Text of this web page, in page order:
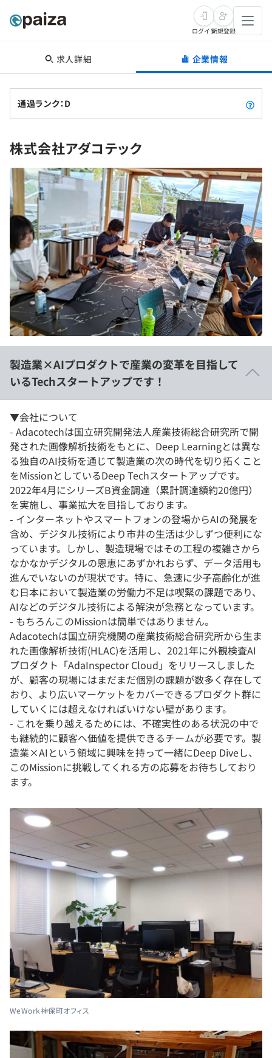
転職・キャリア
転職成功ガイド
転職エージェント
インタビュー
転職成功ガイド
新卒就活
求人検索
本選考
インターン
新卒エージェント
イベント・セミナー
インタビュー
学習
講座一覧
問題集
4択課題
ナレッジ
リファレンス
プラン
個人向けプラン
法人向けプラン
学校向けプラン
契約内容・クーポン
スキルチェック
プログラミング言語
SQL
評価結果一覧
再チャレンジ結果一覧
ゲーム・マンガ
メディア
Tech Team Journal
paiza times
note
paizaとは？
ログイン新規登録
求人詳細 企業情報
通過ランク：D
株式会社アダコテック
製造業×AIプロダクトで産業の変革を目指して
いるTechスタートアップです！
▼会社について
- Adacotechは国立研究開発法人産業技術総合研究所で開
発された画像解析技術をもとに、Deep Learningとは異な
る独自のAI技術を通じて製造業の次の時代を切り拓くこと
をMissionとしているDeep Techスタートアップです。
2022年4月にシリーズB資金調達（累計調達額約20億円）
を実施し、事業拡大を目指しております。
- インターネットやスマートフォンの登場からAIの発展を
含め、デジタル技術により市井の生活は少しずつ便利にな
っています。しかし、製造現場ではその工程の複雑さから
なかなかデジタルの恩恵にあずかれおらず、データ活用も
進んでいないのが現状です。特に、急速に少子高齢化が進
む日本において製造業の労働力不足は喫緊の課題であり、
AIなどのデジタル技術による解決が急務となっています。
- もちろんこのMissionは簡単ではありません。
Adacotechは国立研究機関の産業技術総合研究所から生ま
れた画像解析技術(HLAC)を活用し、2021年に外観検査AI
プロダクト「AdaInspector Cloud」をリリースしました
が、顧客の現場にはまだまだ個別の課題が数多く存在して
おり、より広いマーケットをカバーできるプロダクト群に
していくには超えなければいけない壁があります。
- これを乗り越えるためには、不確実性のある状況の中で
も継続的に顧客へ価値を提供できるチームが必要です。製
造業×AIという領域に興味を持って一緒にDeep Diveし、
このMissionに挑戦してくれる方の応募をお待ちしており
ます。
WeWork神保町オフィス